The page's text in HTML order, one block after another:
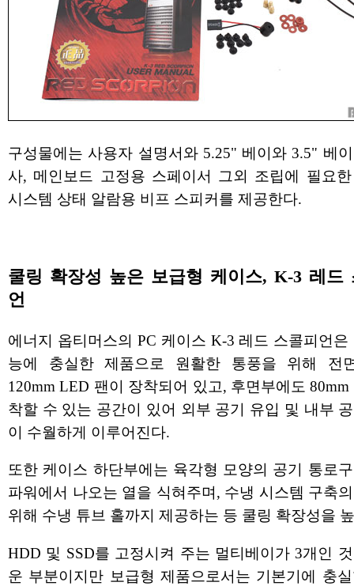
구성물에는 사용자 설명서와 5.25" 베이와 3.5" 베
사, 메인보드 고정용 스페이서 그외 조립에 필요
시스템 상태 알람용 비프 스피커를 제공한다.
쿨링 확장성 높은 보급형 케이스, K-3 레드
언
에너지 옵티머스의 PC 케이스 K-3 레드 스콜피언은
능에 충실한 제품으로 원활한 통풍을 위해 전
120mm LED 팬이 장착되어 있고, 후면부에도
착할 수 있는 공간이 있어 외부 공기 유입 및 내부
이 수월하게 이루어진다.
또한 케이스 하단부에는 육각형 모양의 공기 통로
파워에서 나오는 열을 식혀주며, 수냉 시스템 구축
위해 수냉 튜브 홀까지 제공하는 등 쿨링 확장성을
HDD 및 SSD를 고정시켜 주는 멀티베이가 3개인
운 부분이지만 보급형 제품으로서는 기본기에 충